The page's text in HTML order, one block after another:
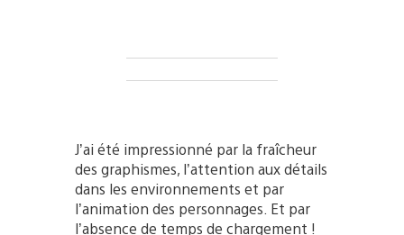
J’ai été impressionné par la fraîcheur
des graphismes, l’attention aux détails
dans les environnements et par
l’animation des personnages. Et par
l’absence de temps de chargement !